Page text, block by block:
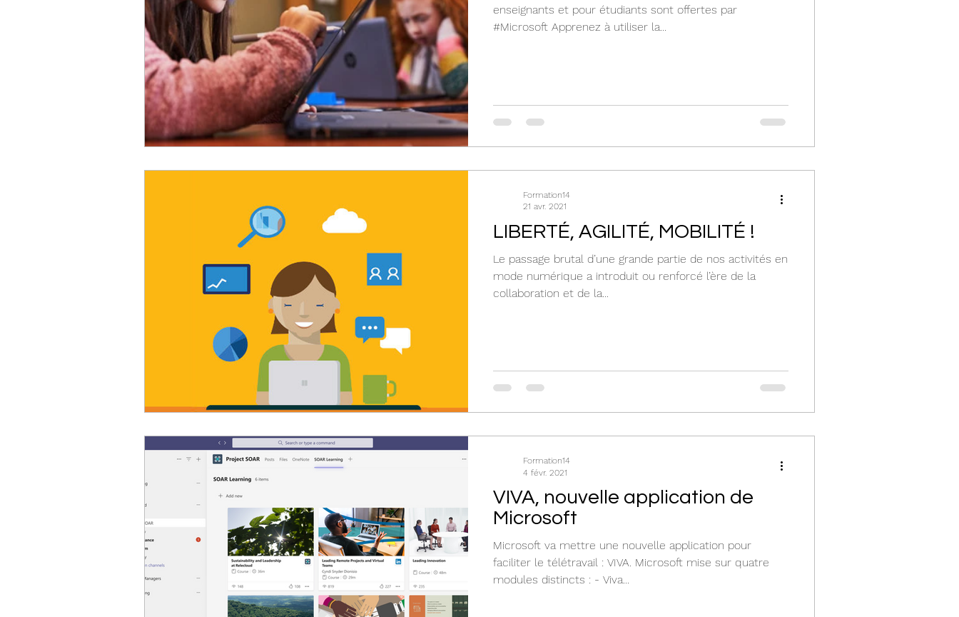
enseignants et pour étudiants sont offertes par
#Microsoft Apprenez à utiliser la...
LIBERTÉ, AGILITÉ, MOBILITÉ !
Le passage brutal d’une grande partie de nos activités en
mode numérique a introduit ou renforcé l’ère de la
collaboration et de la...
Formation14
21 avr. 2021
VIVA, nouvelle application de
Microsoft
Microsoft va mettre une nouvelle application pour
faciliter le télétravail : VIVA. Microsoft mise sur quatre
modules distincts : - Viva...
Formation14
4 févr. 2021